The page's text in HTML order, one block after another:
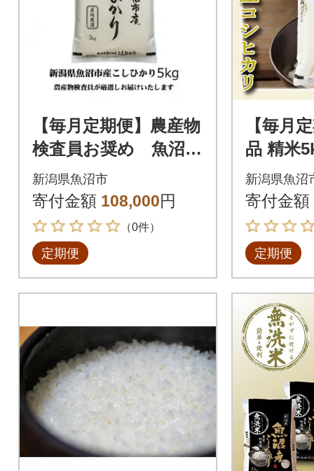
【毎月定期便】農産物
検査員お奨め 魚沼産
こしひかり(精米)5kg
全6回
新潟県魚沼市
寄付金額 108,000円
（0件）
定期便
【毎月
品 精米
郷 魚沼
全12回
新潟県魚沼
寄付金額
定期便